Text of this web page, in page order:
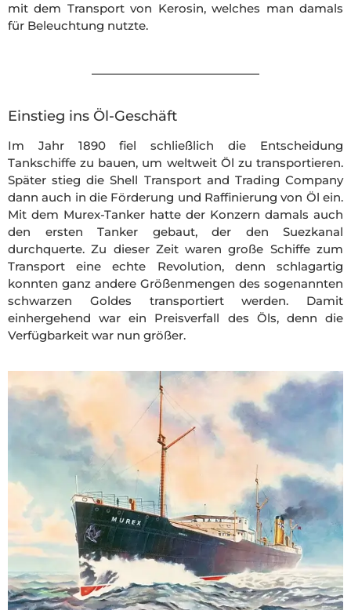
mit dem Transport von Kerosin, welches man damals
für Beleuchtung nutzte.
Einstieg ins Öl-Geschäft
Im Jahr 1890 fiel schließlich die Entscheidung
Tankschiffe zu bauen, um weltweit Öl zu transportieren.
Später stieg die Shell Transport and Trading Company
dann auch in die Förderung und Raffinierung von Öl ein.
Mit dem Murex-Tanker hatte der Konzern damals auch
den ersten Tanker gebaut, der den Suezkanal
durchquerte. Zu dieser Zeit waren große Schiffe zum
Transport eine echte Revolution, denn schlagartig
konnten ganz andere Größenmengen des sogenannten
schwarzen Goldes transportiert werden. Damit
einhergehend war ein Preisverfall des Öls, denn die
Verfügbarkeit war nun größer.